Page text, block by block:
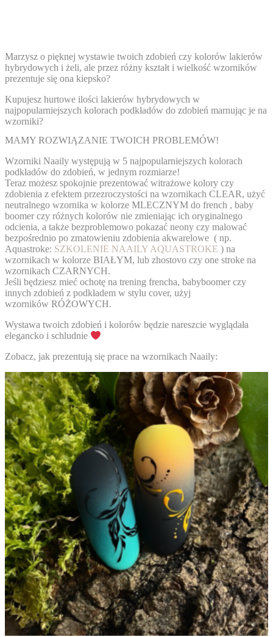
Marzysz o pięknej wystawie twoich zdobień czy kolorów lakierów
hybrydowych i żeli, ale przez różny kształt i wielkość wzorników
prezentuje się ona kiepsko?
Kupujesz hurtowe ilości lakierów hybrydowych w
najpopularniejszych kolorach podkładów do zdobień marnując je na
wzorniki?
MAMY ROZWIĄZANIE TWOICH PROBLEMÓW!
Wzorniki Naaily występują w 5 najpopularniejszych kolorach
podkładów do zdobień, w jednym rozmiarze!
Teraz możesz spokojnie prezentować witrażowe kolory czy
zdobienia z efektem przezroczystości na wzornikach CLEAR, użyć
neutralnego wzornika w kolorze MLECZNYM do french , baby
boomer czy różnych kolorów nie zmieniając ich oryginalnego
odcienia, a także bezproblemowo pokazać neony czy malować
bezpośrednio po zmatowieniu zdobienia akwarelowe ( np.
Aquastroke: SZKOLENIE NAAILY AQUASTROKE ) na
wzornikach w kolorze BIAŁYM, lub zhostovo czy one stroke na
wzornikach CZARNYCH.
Jeśli będziesz mieć ochotę na trening frencha, babyboomer czy
innych zdobień z podkładem w stylu cover, użyj
wzorników RÓŻOWYCH.
Wystawa twoich zdobień i kolorów będzie nareszcie wyglądała
elegancko i schludnie
Zobacz, jak prezentują się prace na wzornikach Naaily: